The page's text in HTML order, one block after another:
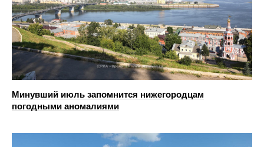
Минувший июль запомнится нижегородцам
погодными аномалиями